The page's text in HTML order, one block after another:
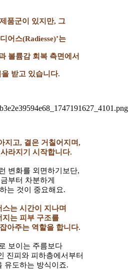
품군이 있지만, 그
어스(Radiesse)’는
볼륨감 회복 측면에서
을 받고 있습니다.
지고, 결은 거칠어지며,
라지기 시작합니다.
변화를 외면하기보단,
부터 차분하게
는 것이 중요해요.
스는 시간이 지나며
지는 피부 구조를
아주는 역할을 합니다.
보이는 주름보다
진피와 피하층에서부터
유도하는 방식이죠.